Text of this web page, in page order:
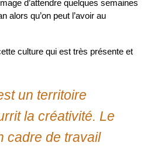
d’attendre quelques semaines
alors qu’on peut l’avoir au
culture qui est très présente et
un territoire
la créativité. Le
cadre de travail